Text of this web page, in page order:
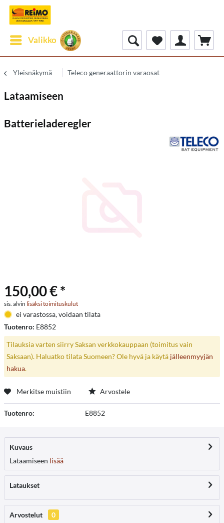
Valikko
Yleisnäkymä Teleco generaattorin varaosat
Lataamiseen
Batterieladeregler
150,00 € *
sis. alvin lisäksi toimituskulut
ei varastossa, voidaan tilata
Tuotenro: E8852
Tilauksia varten siirry Saksan verkkokauppaan (toimitus vain
Saksaan). Haluatko tilata Suomeen? Ole hyvä ja käytä jälleenmyyjän
hakua.
Merkitse muistiin Arvostele
Tuotenro: E8852
Kuvaus
Lataamiseen lisää
Lataukset
Arvostelut
0